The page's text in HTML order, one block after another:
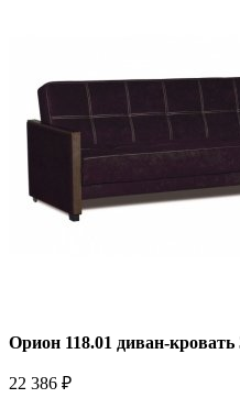
Орион 118.01 диван-кровать
22 386 ₽